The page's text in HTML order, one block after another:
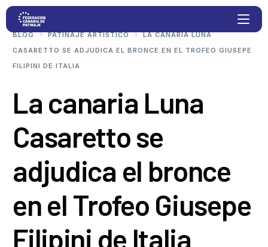
BLOG PATINAJE ARTÍSTICO
LA CANARIA LUNA
CASARETTO SE ADJUDICA EL BRONCE EN EL TROFEO GIUSEPE
FILIPINI DE ITALIA
La canaria Luna
Casaretto se
adjudica el bronce
en el Trofeo Giusepe
Filipini de Italia
Competiciones
Clubs
Transparencia
Documentación